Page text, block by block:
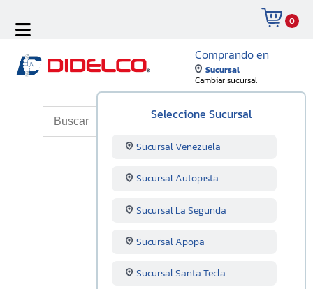
0
Comprando en
Sucursal
Cambiar sucursal
Seleccione Sucursal
Sucursal Venezuela
Sucursal Autopista
Sucursal La Segunda
Sucursal Apopa
Sucursal Santa Tecla